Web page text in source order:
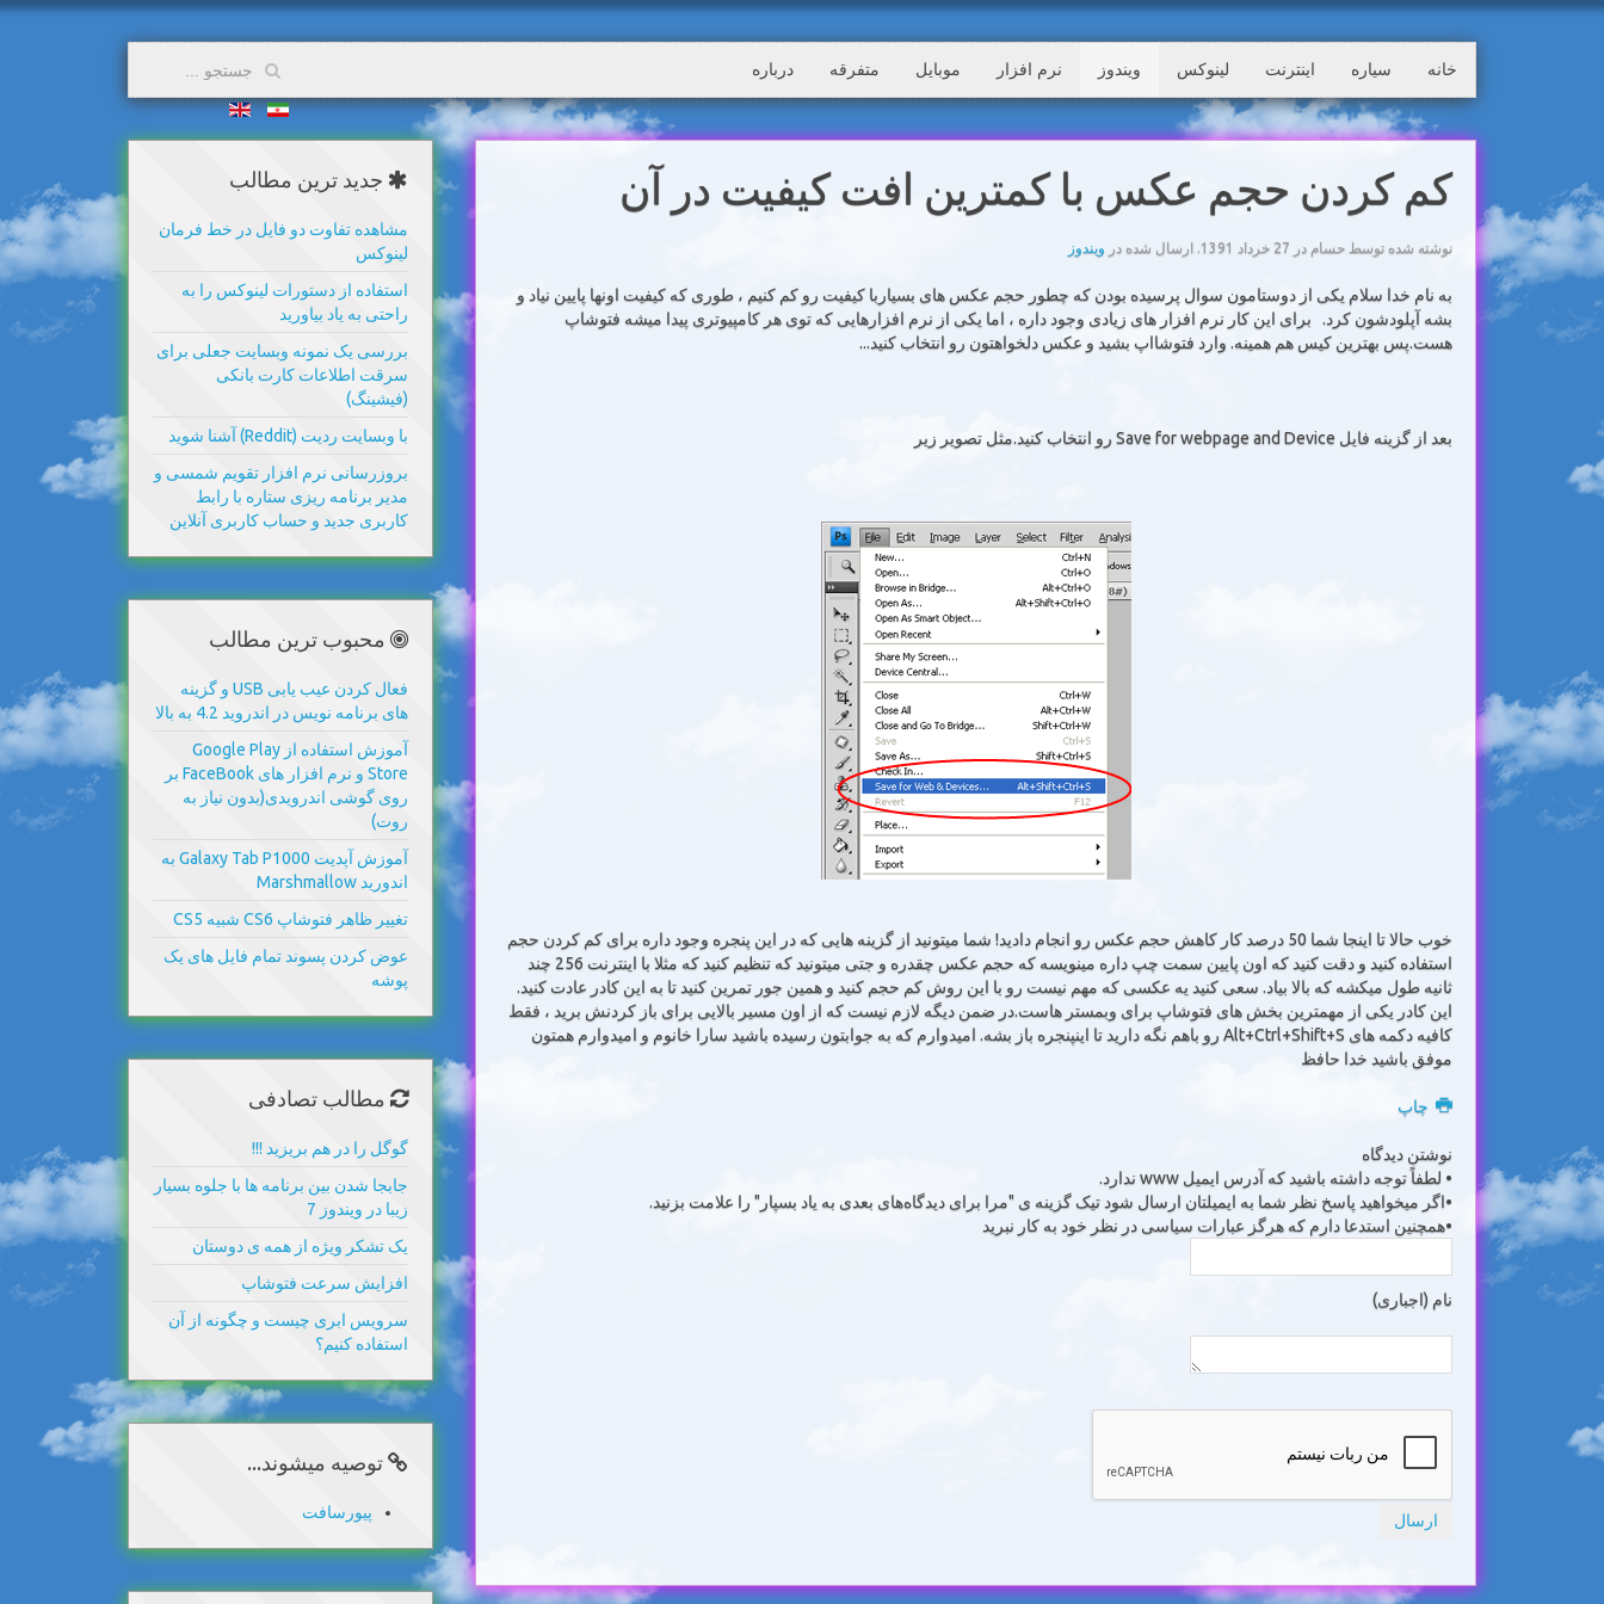
خانه سیاره اینترنت لینوکس ویندوز نرم افزار موبایل متفرقه درباره
کم کردن حجم عکس با کمترین افت کیفیت در آن
نوشته شده توسط حسام در 27 خرداد 1391 . ارسال شده در ویندوز
به نام خدا سلام یکی از دوستامون سوال پرسیده بودن که چطور حجم عکس های بسیاربا کیفیت رو کم کنیم ، طوری که کیفیت اونها پایین نیاد و
بشه آپلودشون کرد. برای این کار نرم افزار های زیادی وجود داره ، اما یکی از نرم افزارهایی که توی هر کامپیوتری پیدا میشه فتوشاپ
هست.پس بهترین کیس هم همینه. وارد فتوشااپ بشید و عکس دلخواهتون رو انتخاب کنید...
بعد از گزینه فایل Save for webpage and Device رو انتخاب کنید.مثل تصویر زیر
خوب حالا تا اینجا شما 50 درصد کار کاهش حجم عکس رو انجام دادید! شما میتونید از گزینه هایی که در این پنجره وجود داره برای کم کردن حجم
استفاده کنید و دقت کنید که اون پایین سمت چپ داره مینویسه که حجم عکس چقدره و جتی میتونید که تنظیم کنید که مثلا با اینترنت 256 چند
ثانیه طول میکشه که بالا بیاد. سعی کنید یه عکسی که مهم نیست رو با این روش کم حجم کنید و همین جور تمرین کنید تا به این کادر عادت کنید.
این کادر یکی از مهمترین بخش های فتوشاپ برای وبمستر هاست.در ضمن دیگه لازم نیست که از اون مسیر بالایی برای باز کردنش برید ، فقط
کافیه دکمه های Alt+Ctrl+Shift+S رو باهم نگه دارید تا اینپنجره باز بشه. امیدوارم که به جوابتون رسیده باشید سارا خانوم و امیدوارم همتون
موفق باشید خدا حافظ
چاپ
نوشتن دیدگاه
• لطفاً توجه داشته باشید که آدرس ایمیل www ندارد.
•اگر میخواهید پاسخ نظر شما به ایمیلتان ارسال شود تیک گزینه ی "مرا برای دیدگاه‌های بعدی به یاد بسپار" را علامت بزنید.
•همچنین استدعا دارم که هرگز عبارات سیاسی در نظر خود به کار نبرید
نام (اجباری)
ارسال
جدید ترین مطالب
مشاهده تفاوت دو فایل در خط فرمان
لینوکس
استفاده از دستورات لینوکس را به
راحتی به یاد بیاورید
بررسی یک نمونه وبسایت جعلی برای
سرقت اطلاعات کارت بانکی
(فیشینگ)
با وبسایت ردیت (Reddit) آشنا شوید
بروزرسانی نرم افزار تقویم شمسی و
مدیر برنامه ریزی ستاره با رابط
کاربری جدید و حساب کاربری آنلاین
محبوب ترین مطالب
فعال کردن عیب یابی USB و گزینه
های برنامه نویس در اندروید 4.2 به بالا
آموزش استفاده از Google Play
Store و نرم افزار های FaceBook بر
روی گوشی اندرویدی(بدون نیاز به
روت)
آموزش آپدیت Galaxy Tab P1000 به
اندورید Marshmallow
تغییر ظاهر فتوشاپ CS6 شبیه CS5
عوض کردن پسوند تمام فایل های یک
پوشه
مطالب تصادفی
گوگل را در هم بریزید !!!
جابجا شدن بین برنامه ها با جلوه بسیار
زیبا در ویندوز 7
یک تشکر ویژه از همه ی دوستان
افزایش سرعت فتوشاپ
سرویس ابری چیست و چگونه از آن
استفاده کنیم؟
توصیه میشوند...
پیورسافت